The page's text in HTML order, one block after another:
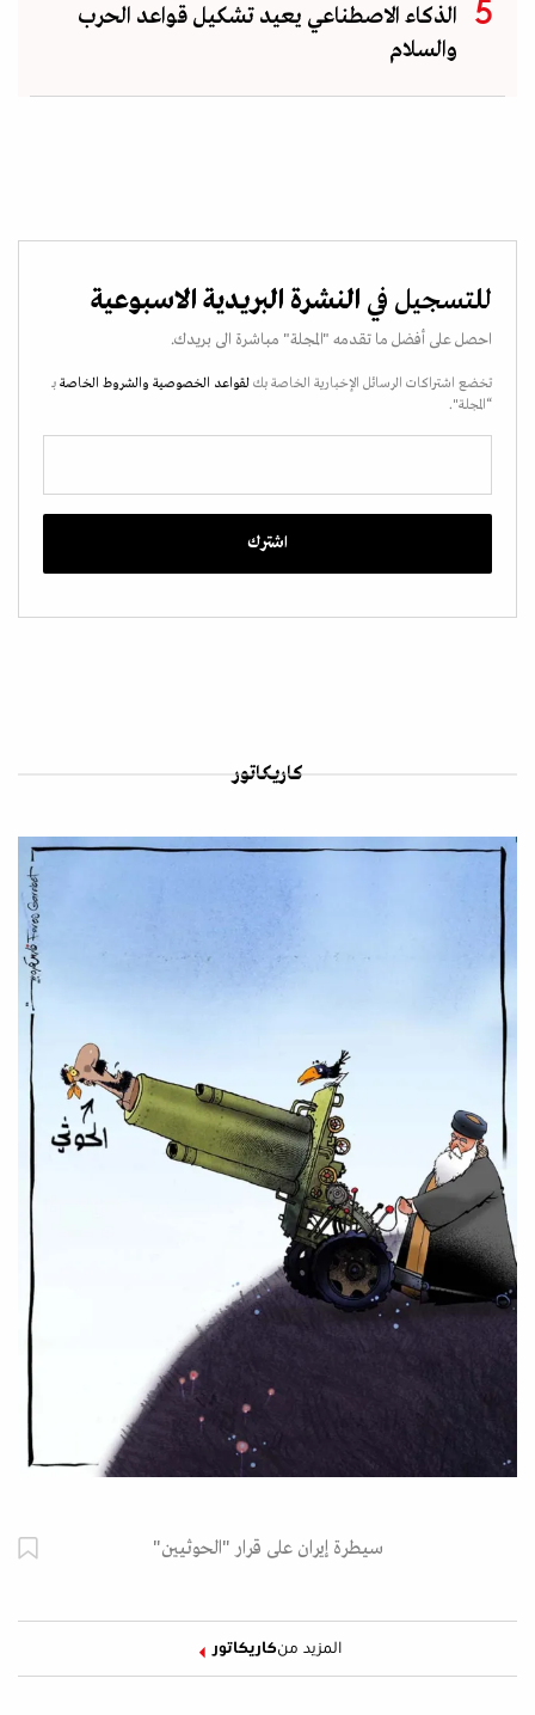
الذكاء الاصطناعي يعيد تشكيل قواعد الحرب
والسلام
للتسجيل في النشرة البريدية الاسبوعية
احصل على أفضل ما تقدمه "المجلة" مباشرة الى بريدك.
تخضع اشتراكات الرسائل الإخبارية الخاصة بك لقواعد الخصوصية والشروط الخاصة بـ
“المجلة".
كاريكاتور
سيطرة إيران على قرار "الحوثيين"
المزيد منكاريكاتور